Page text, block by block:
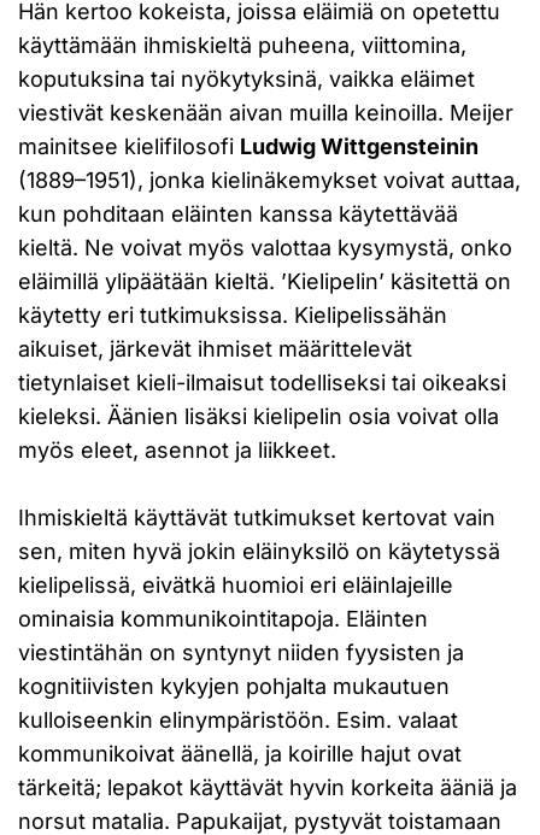
Hän kertoo kokeista, joissa eläimiä on opetettu
käyttämään ihmiskieltä puheena, viittomina,
koputuksina tai nyökytyksinä, vaikka eläimet
viestivät keskenään aivan muilla keinoilla. Meijer
mainitsee kielifilosofi Ludwig Wittgensteinin
(1889–1951), jonka kielinäkemykset voivat auttaa,
kun pohditaan eläinten kanssa käytettävää
kieltä. Ne voivat myös valottaa kysymystä, onko
eläimillä ylipäätään kieltä. ’Kielipelin’ käsitettä on
käytetty eri tutkimuksissa. Kielipelissähän
aikuiset, järkevät ihmiset määrittelevät
tietynlaiset kieli-ilmaisut todelliseksi tai oikeaksi
kieleksi. Äänien lisäksi kielipelin osia voivat olla
myös eleet, asennot ja liikkeet.
Ihmiskieltä käyttävät tutkimukset kertovat vain
sen, miten hyvä jokin eläinyksilö on käytetyssä
kielipelissä, eivätkä huomioi eri eläinlajeille
ominaisia kommunikointitapoja. Eläinten
viestintähän on syntynyt niiden fyysisten ja
kognitiivisten kykyjen pohjalta mukautuen
kulloiseenkin elinympäristöön. Esim. valaat
kommunikoivat äänellä, ja koirille hajut ovat
tärkeitä; lepakot käyttävät hyvin korkeita ääniä ja
norsut matalia. Papukaijat, pystyvät toistamaan